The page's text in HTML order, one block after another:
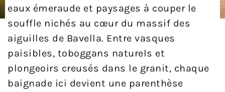
eaux émeraude et paysages à couper le
souffle nichés au cœur du massif des
aiguilles de Bavella. Entre vasques
paisibles, toboggans naturels et
plongeoirs creusés dans le granit, chaque
baignade ici devient une parenthèse